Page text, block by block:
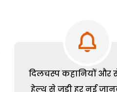
दिलचस्प कहानियों
हेल्थ से जुड़ी हर नई